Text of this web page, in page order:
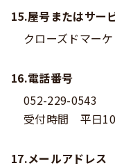
15.屋号またはサー
クローズドマー
16.電話番号
052-229-0543
受付時間 平日
17.メールアドレス